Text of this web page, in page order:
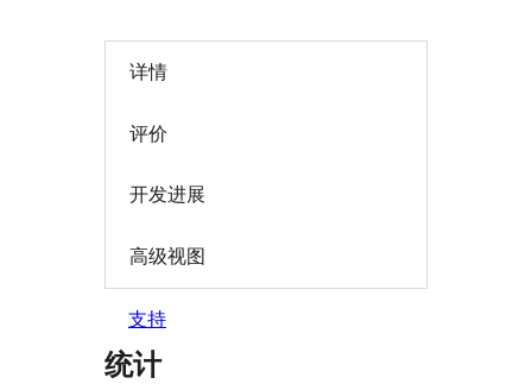
详情
评价
开发进展
高级视图
支持
统计